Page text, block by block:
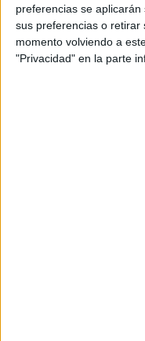
preferencias se
sus preferencias o retirar
momento volviendo a
"Privacidad" en la parte
Términos y
Aceptolos Términos